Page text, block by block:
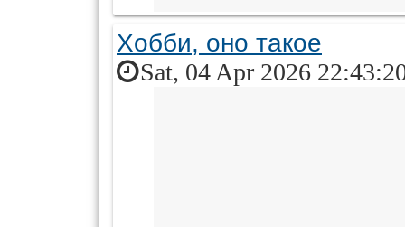
Хобби, оно такое
Sat, 04 Apr 2026